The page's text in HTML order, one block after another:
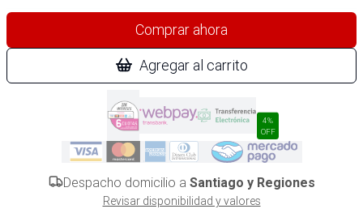
Comprar ahora
Agregar al carrito
4%
OFF
Despacho domicilio a Santiago y Regiones
Revisar disponibilidad y valores